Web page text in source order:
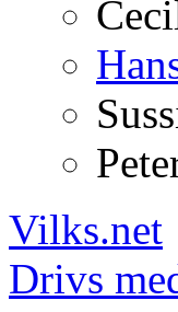
Vilks.net
Drivs